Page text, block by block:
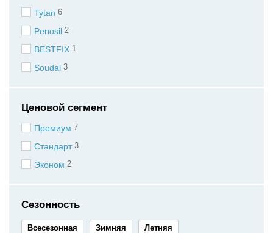
Tytan 6
Penosil 2
BESTFIX 1
Soudal 3
Ценовой сегмент
Премиум 7
Стандарт 3
Эконом 2
Сезонность
Всесезонная Зимняя Летняя